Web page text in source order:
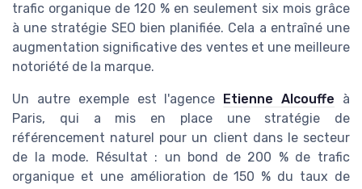
trafic organique de 120 % en seulement six mois grâce
à une stratégie SEO bien planifiée. Cela a entraîné une
augmentation significative des ventes et une meilleure
notoriété de la marque.
Un autre exemple est l'agence Etienne Alcouffe à
Paris, qui a mis en place une stratégie de
référencement naturel pour un client dans le secteur
de la mode. Résultat : un bond de 200 % de trafic
organique et une amélioration de 150 % du taux de